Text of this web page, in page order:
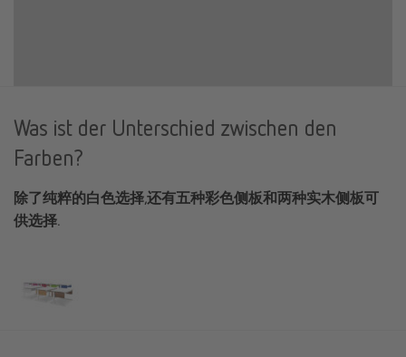
Was ist der Unterschied zwischen den
Farben?
除了纯粹的白色选择,还有五种彩色侧板和两种实木侧板可
供选择.